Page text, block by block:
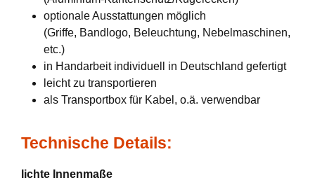
optionale Ausstattungen möglich
(Griffe, Bandlogo, Beleuchtung, Nebelmaschinen,
etc.)
in Handarbeit individuell in Deutschland gefertigt
leicht zu transportieren
als Transportbox für Kabel, o.ä. verwendbar
Technische Details:
lichte Innenmaße